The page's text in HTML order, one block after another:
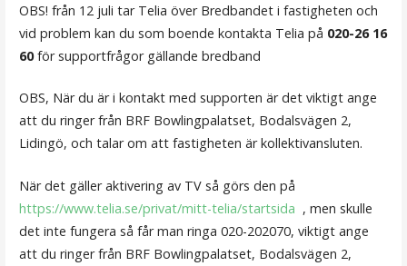
OBS! från 12 juli tar Telia över Bredbandet i fastigheten och
vid problem kan du som boende kontakta Telia på 020-26 16
60för supportfrågor gällande bredband
OBS, När du är i kontakt med supporten är det viktigt ange
att du ringer från BRF Bowlingpalatset, Bodalsvägen 2,
Lidingö, och talar om att fastigheten är kollektivansluten.
När det gäller aktivering av TV så görs den på
https://www.telia.se/privat/mitt-telia/startsida , men skulle
det inte fungera så får man ringa 020-202070, viktigt ange
att du ringer från BRF Bowlingpalatset, Bodalsvägen 2,